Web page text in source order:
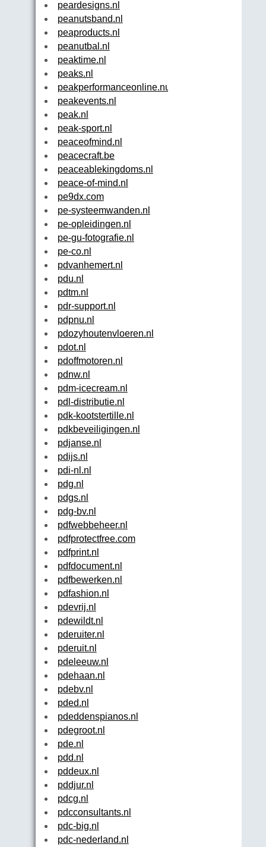
peardesigns.nl
peanutsband.nl
peaproducts.nl
peanutbal.nl
peaktime.nl
peaks.nl
peakperformanceonline.nu
peakevents.nl
peak.nl
peak-sport.nl
peaceofmind.nl
peacecraft.be
peaceablekingdoms.nl
peace-of-mind.nl
pe9dx.com
pe-systeemwanden.nl
pe-opleidingen.nl
pe-gu-fotografie.nl
pe-co.nl
pdvanhemert.nl
pdu.nl
pdtm.nl
pdr-support.nl
pdpnu.nl
pdozyhoutenvloeren.nl
pdot.nl
pdoffmotoren.nl
pdnw.nl
pdm-icecream.nl
pdl-distributie.nl
pdk-kootstertille.nl
pdkbeveiligingen.nl
pdjanse.nl
pdijs.nl
pdi-nl.nl
pdg.nl
pdgs.nl
pdg-bv.nl
pdfwebbeheer.nl
pdfprotectfree.com
pdfprint.nl
pdfdocument.nl
pdfbewerken.nl
pdfashion.nl
pdevrij.nl
pdewildt.nl
pderuiter.nl
pderuit.nl
pdeleeuw.nl
pdehaan.nl
pdebv.nl
pded.nl
pdeddenspianos.nl
pdegroot.nl
pde.nl
pdd.nl
pddeux.nl
pddjur.nl
pdcg.nl
pdcconsultants.nl
pdc-big.nl
pdc-nederland.nl